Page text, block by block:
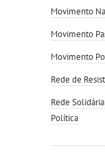
Movimento
Movimento
Movimento
Rede de
Rede
Política